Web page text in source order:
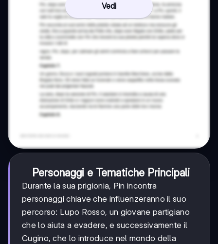
Vedi
Personaggi e Tematiche Principali
Durante la sua prigionia, Pin incontra
personaggi chiave che influenzeranno il suo
percorso: Lupo Rosso, un giovane partigiano
che lo aiuta a evadere, e successivamente il
Cugino, che lo introduce nel mondo della